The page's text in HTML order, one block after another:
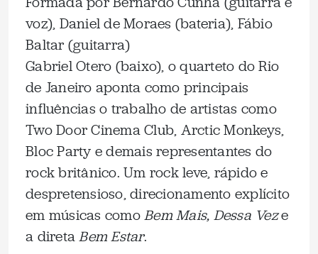
voz), Daniel de Moraes (bateria), Fábio
Baltar (guitarra)
Gabriel Otero (baixo), o quarteto do Rio
de Janeiro aponta como principais
influências o trabalho de artistas como
Two Door Cinema Club, Arctic Monkeys,
Bloc Party e demais representantes do
rock britânico. Um rock leve, rápido e
despretensioso, direcionamento explícito
em músicas comoBem Mais, Dessa Veze
a diretaBem Estar.